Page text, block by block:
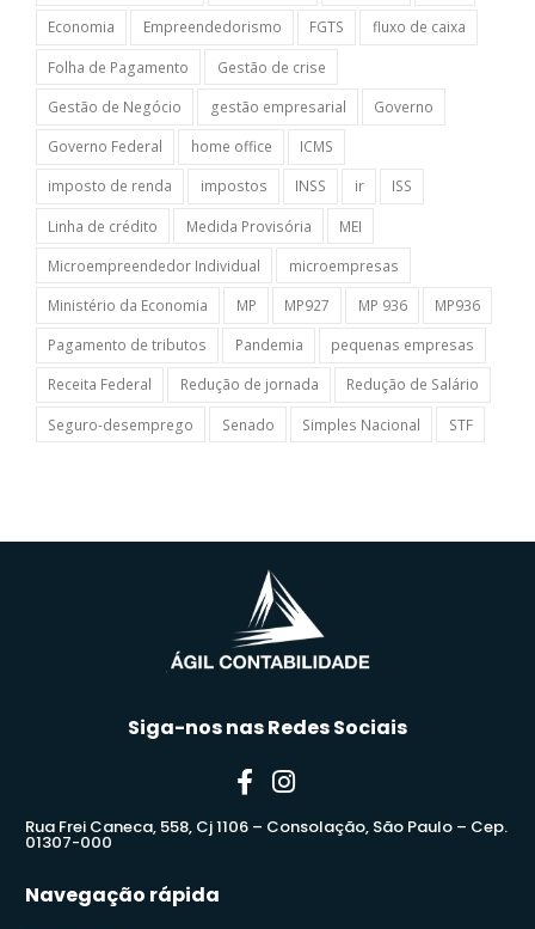
Economia
Empreendedorismo FGTS
fluxo de caixa
Folha de Pagamento
Gestão de crise
Gestão de Negócio
gestão empresarial
Governo
Governo Federal
home office
ICMS
imposto de renda
impostos INSS ir
ISS
Linha de crédito
Medida Provisória
MEI
Microempreendedor Individual
microempresas
Ministério da Economia
MP MP927 MP 936
MP936
Pagamento de tributos
Pandemia
pequenas empresas
Receita Federal
Redução de jornada
Redução de Salário
Seguro-desemprego
Senado Simples Nacional STF
Siga-nos nas Redes Sociais
Rua Frei Caneca, 558, Cj 1106 – Consolação, São Paulo – Cep.
01307-000
Navegação rápida